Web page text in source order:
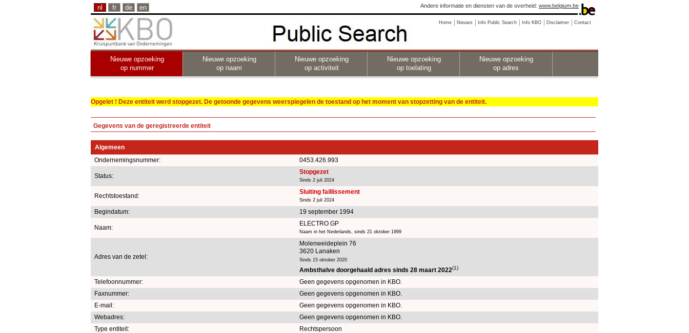
nl fr de en Andere informatie en diensten van de overheid: www.belgium.be
Home Nieuws Info Public Search Info KBO Disclaimer Contact
Nieuwe opzoeking
op nummer
Nieuwe opzoeking
op naam
Nieuwe opzoeking
op activiteit
Nieuwe opzoeking
op toelating
Nieuwe opzoeking
op adres
Opgelet ! Deze entiteit werd stopgezet. De getoonde gegevens weerspiegelen de toestand op het moment van stopzetting van de entiteit.
Gegevens van de geregistreerde entiteit
Algemeen
Ondernemingsnummer:
0453.426.993
Status:
Stopgezet
Sinds 2 juli 2024
Rechtstoestand:
Sluiting faillissement
Sinds 2 juli 2024
Begindatum: 19 september 1994
Naam:
ELECTRO GP
Naam in het Nederlands, sinds 21 oktober 1999
Adres van de zetel:
Molenweideplein 76
3620 Lanaken
Sinds 15 oktober 2020
Ambsthalve doorgehaald adres sinds 28 maart 2022(1)
Telefoonnummer:
Geen gegevens opgenomen in KBO.
Faxnummer:
Geen gegevens opgenomen in KBO.
E-mail:
Geen gegevens opgenomen in KBO.
Webadres:
Geen gegevens opgenomen in KBO.
Type entiteit:
Rechtspersoon